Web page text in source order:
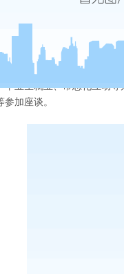
5月6日下午，信息学院赴
毕业生就业、常态化互动
参加座谈。